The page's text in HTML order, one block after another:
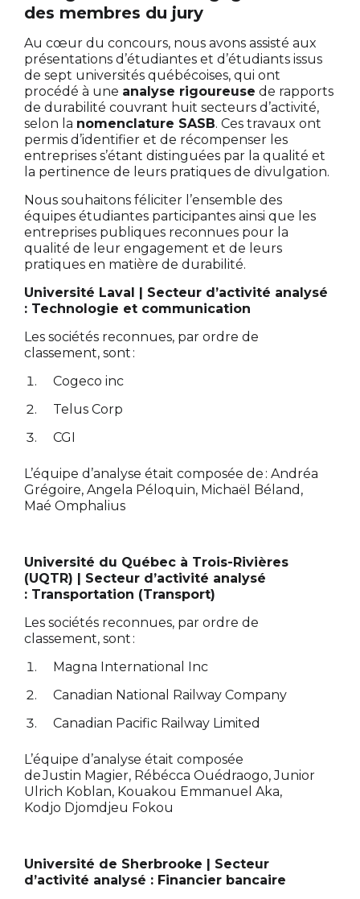
des membres du jury
Au cœur du concours, nous avons assisté aux
présentations d’étudiantes et d’étudiants issus
de sept universités québécoises, qui ont
procédé à une analyse rigoureuse de rapports
de durabilité couvrant huit secteurs d’activité,
selon la nomenclature SASB. Ces travaux ont
permis d’identifier et de récompenser les
entreprises s’étant distinguées par la qualité et
la pertinence de leurs pratiques de divulgation.
Nous souhaitons féliciter l’ensemble des
équipes étudiantes participantes ainsi que les
entreprises publiques reconnues pour la
qualité de leur engagement et de leurs
pratiques en matière de durabilité.
Université Laval | Secteur d’activité analysé
: Technologie et communication
Les sociétés reconnues, par ordre de
classement, sont :
Cogeco inc
Telus Corp
CGI
L’équipe d’analyse était composée de : Andréa
Grégoire, Angela Péloquin, Michaël Béland,
Maé Omphalius
Université du Québec à Trois-Rivières
(UQTR) | Secteur d’activité analysé
: Transportation (Transport)
Les sociétés reconnues, par ordre de
classement, sont :
Magna International Inc
Canadian National Railway Company
Canadian Pacific Railway Limited
L’équipe d’analyse était composée
de Justin Magier, Rébécca Ouédraogo, Junior
Ulrich Koblan, Kouakou Emmanuel Aka,
Kodjo Djomdjeu Fokou
Université de Sherbrooke | Secteur
d’activité analysé : Financier bancaire